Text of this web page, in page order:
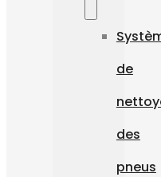
de
des
pneus